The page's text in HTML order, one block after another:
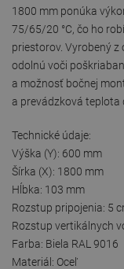
1800 mm ponúka
75/65/20 °C, čo ho
priestorov. Vyrobený z
odolnú voči
a možnosť bočnej
a prevádzková teplota
Technické údaje:
Výška (Y): 600 mm
Šírka (X): 1800 mm
Hĺbka: 103 mm
Rozstup pripojenia: 5
Rozstup vertikálnych
Farba: Biela RAL 9016
Materiál: Oceľ